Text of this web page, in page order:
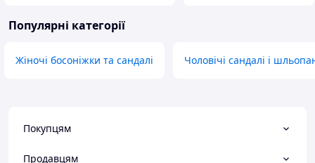
Популярні категорії
Жіночі босоніжки та сандалі Чоловічі сандалі і
Покупцям
Продавцям